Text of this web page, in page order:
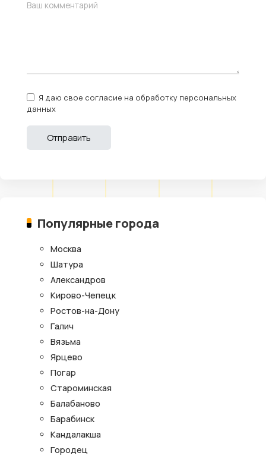
Я даю свое согласие на обработку персональных
данных
Популярные города
Москва
Шатура
Александров
Кирово-Чепецк
Ростов-на-Дону
Галич
Вязьма
Ярцево
Погар
Староминская
Балабаново
Барабинск
Кандалакша
Городец